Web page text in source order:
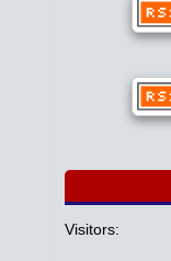
Visitors: